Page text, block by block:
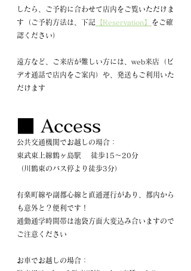
したら、ご予約に合わせて店内をご覧いただけま
す（ご予約方法は、下記 【Reservation】 をご確
認ください）
遠方など、ご来店が難しい方には、web来店（ビ
デオ通話で店内をご案内）や、発送もご利用いた
だけます
■ Access
公共交通機関でお越しの場合：
東武東上線鶴ヶ島駅 　徒歩15～20分
（川鶴東のバス停より徒歩3分）
有楽町線や副都心線と直通運行があり、都内から
も意外と？便利です！
通勤通学時間帯は池袋方面大変込み合いますので
ご注意ください
お車でお越しの場合：